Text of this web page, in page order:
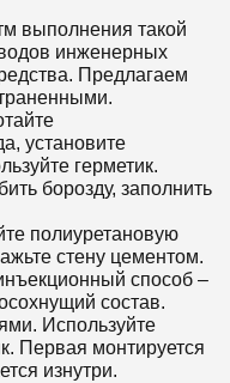
выполнения такой
инженерных
Предлагаем
установите
герметик.
борозду, заполнить
полиуретановую
стену цементом.
способ –
состав.
Используйте
Первая монтируется
изнутри.